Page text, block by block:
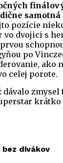
samotná
pozície
vo dvojici s
po
ako
celej porote.
dávalo
bez divákov